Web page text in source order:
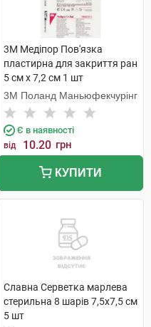
3M Медіпор Пов'язка
пластирна для закриття ран
5 см x 7,2 см 1 шт
3M Поланд Маньюфекчурінг
Є в наявності
від 10.20 грн
КУПИТИ
Славна Серветка марлева
стерильна 8 шарів 7,5х7,5 см
5 шт